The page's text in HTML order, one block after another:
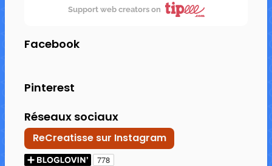
Support web creators on
Facebook
Pinterest
Réseaux sociaux
ReCreatisse sur Instagram